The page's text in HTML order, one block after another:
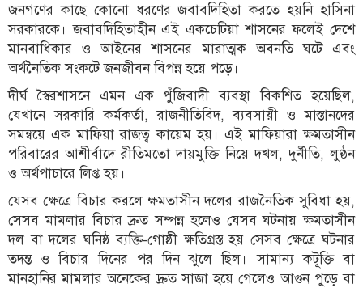
জনগণের কাছে কোনো ধরণের জবাবদিহিতা করতে হয়নি হাসিনা
সরকারকে। জবাবদিহিতাহীন এই একচেটিয়া শাসনের ফলেই দেশে
মানবাধিকার ও আইনের শাসনের মারাত্মক অবনতি ঘটে এবং
অর্থনৈতিক সংকটে জনজীবন বিপন্ন হয়ে পড়ে।
দীর্ঘ স্বৈরশাসনে এমন এক পুঁজিবাদী ব্যবস্থা বিকশিত হয়েছিল,
যেখানে সরকারি কর্মকর্তা, রাজনীতিবিদ, ব্যবসায়ী ও মাস্তানদের
সমন্বয়ে এক মাফিয়া রাজত্ব কায়েম হয়। এই মাফিয়ারা ক্ষমতাসীন
পরিবারের আশীর্বাদে রীতিমতো দায়মুক্তি নিয়ে দখল, দুর্নীতি, লুণ্ঠন
ও অর্থপাচারে লিপ্ত হয়।
যেসব ক্ষেত্রে বিচার করলে ক্ষমতাসীন দলের রাজনৈতিক সুবিধা হয়,
সেসব মামলার বিচার দ্রুত সম্পন্ন হলেও যেসব ঘটনায় ক্ষমতাসীন
দল বা দলের ঘনিষ্ঠ ব্যক্তি-গোষ্ঠী ক্ষতিগ্রস্ত হয় সেসব ক্ষেত্রে ঘটনার
তদন্ত ও বিচার দিনের পর দিন ঝুলে ছিল। সামান্য কটূক্তি বা
মানহানির মামলার অনেকের দ্রুত সাজা হয়ে গেলেও আগুন পুড়ে বা